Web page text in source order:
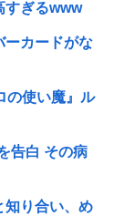
すぎるwww
ーカードがな
の使い魔』ル
告白 その病
知り合い、め